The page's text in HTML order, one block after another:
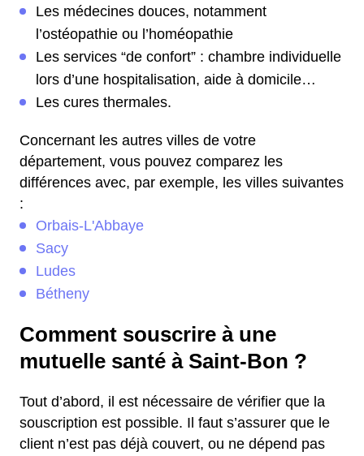
Les médecines douces, notamment
l’ostéopathie ou l’homéopathie
Les services “de confort” : chambre individuelle
lors d’une hospitalisation, aide à domicile…
Les cures thermales.
Concernant les autres villes de votre
département, vous pouvez comparez les
différences avec, par exemple, les villes suivantes
:
Orbais-L'Abbaye
Sacy
Ludes
Bétheny
Comment souscrire à une
mutuelle santé à Saint-Bon ?
Tout d’abord, il est nécessaire de vérifier que la
souscription est possible. Il faut s’assurer que le
client n’est pas déjà couvert, ou ne dépend pas